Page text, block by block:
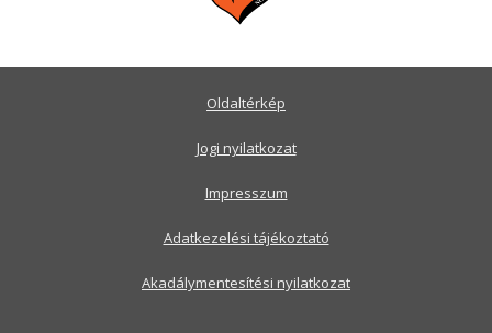
Oldaltérkép
Jogi nyilatkozat
Impresszum
Adatkezelési tájékoztató
Akadálymentesítési nyilatkozat